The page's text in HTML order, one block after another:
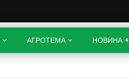
АГРОТЕМА НОВИНА +